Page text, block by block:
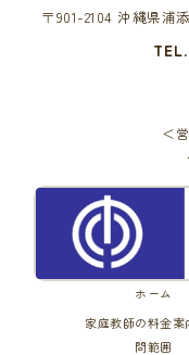
〒901-2104 沖縄県浦
TEL.
ホーム
家庭教師の料金案
問範囲